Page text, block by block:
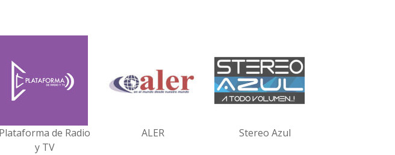
Plataforma de Radio
y TV
ALER Stereo Azul